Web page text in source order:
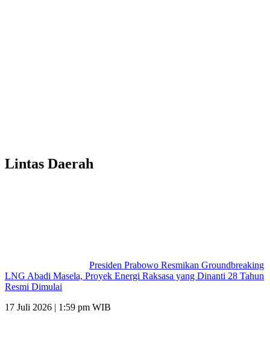
Lintas Daerah
Presiden Prabowo Resmikan Groundbreaking
LNG Abadi Masela, Proyek Energi Raksasa yang Dinanti 28 Tahun
Resmi Dimulai
17 Juli 2026 | 1:59 pm WIB